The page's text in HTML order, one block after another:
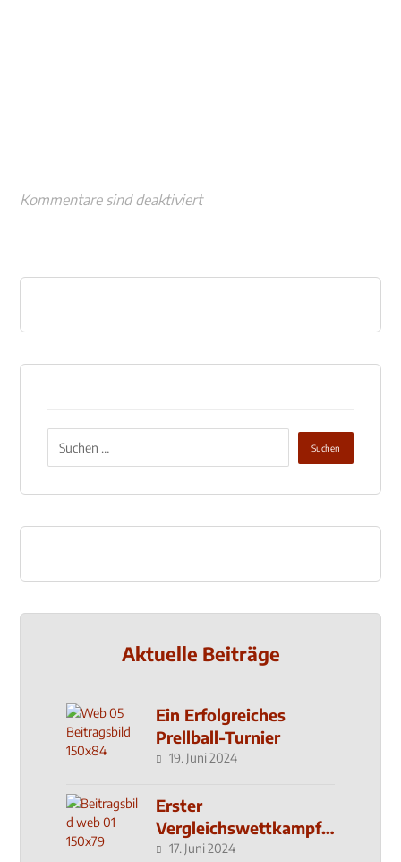
Kommentare sind deaktiviert
Aktuelle Beiträge
Ein Erfolgreiches
Prellball-Turnier
19. Juni 2024
Erster
Vergleichswettkampf
seit 2019
17. Juni 2024